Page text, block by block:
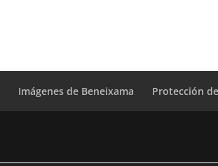
Imágenes de Beneixama Protección